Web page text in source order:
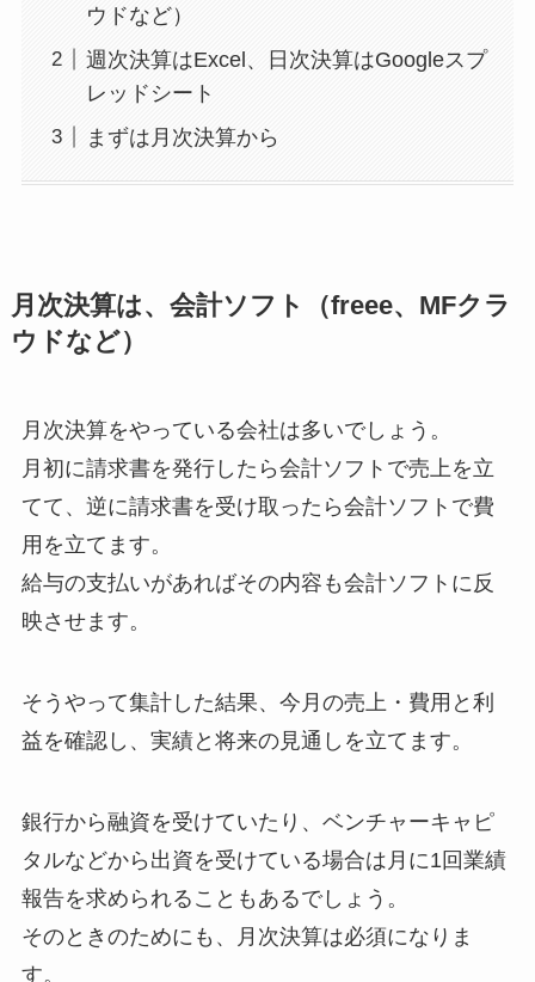
ウドなど）
週次決算はExcel、日次決算はGoogleスプ
レッドシート
まずは月次決算から
月次決算は、会計ソフト（freee、MFクラ
ウドなど）
月次決算をやっている会社は多いでしょう。
月初に請求書を発行したら会計ソフトで売上を立
てて、逆に請求書を受け取ったら会計ソフトで費
用を立てます。
給与の支払いがあればその内容も会計ソフトに反
映させます。
そうやって集計した結果、今月の売上・費用と利
益を確認し、実績と将来の見通しを立てます。
銀行から融資を受けていたり、ベンチャーキャピ
タルなどから出資を受けている場合は月に1回業績
報告を求められることもあるでしょう。
そのときのためにも、月次決算は必須になりま
す。